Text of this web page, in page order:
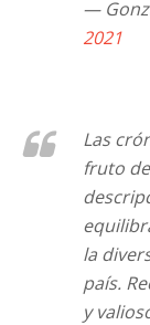
—
2021
Las
fruto
la
país.
y